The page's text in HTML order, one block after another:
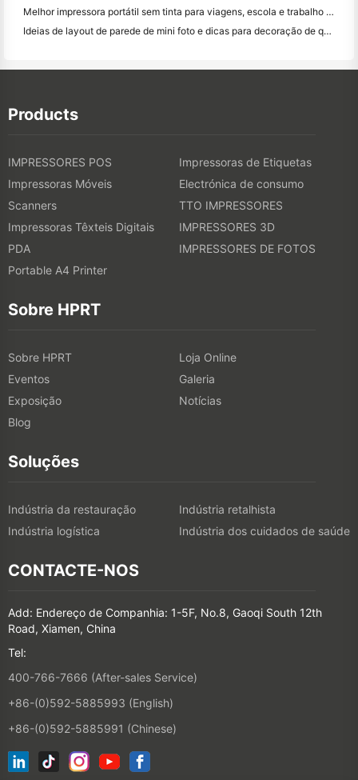
Melhor impressora portátil sem tinta para viagens, escola e trabalho móvel: Hanin MT620 Pro Review
Ideias de layout de parede de mini foto e dicas para decoração de quarto e dormitório
Products
IMPRESSORES POS
Impressoras de Etiquetas
Impressoras Móveis
Electrónica de consumo
Scanners
TTO IMPRESSORES
Impressoras Têxteis Digitais
IMPRESSORES 3D
PDA
IMPRESSORES DE FOTOS
Portable A4 Printer
Sobre HPRT
Sobre HPRT
Loja Online
Eventos
Galeria
Exposição
Notícias
Blog
Soluções
Indústria da restauração
Indústria retalhista
Indústria logística
Indústria dos cuidados de saúde
CONTACTE-NOS
Add: Endereço de Companhia: 1-5F, No.8, Gaoqi South 12th
Road, Xiamen, China
Tel:
400-766-7666 (After-sales Service)
+86-(0)592-5885993 (English)
+86-(0)592-5885991 (Chinese)